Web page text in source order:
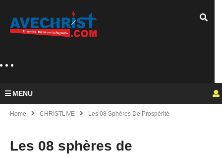
MENU
Home CHRISTLIVE Les 08 Sphères De Prospérité
Les 08 sphères de